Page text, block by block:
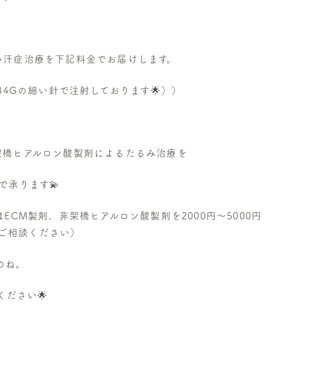
症治療を下記料金でお届けします。
の細い針で注射しております🌟））
ヒアルロン酸製剤によるたるみ治療を
承ります💫
製剤、非架橋ヒアルロン酸製剤を2000円〜5000円
相談ください）
ね。
ださい🌟